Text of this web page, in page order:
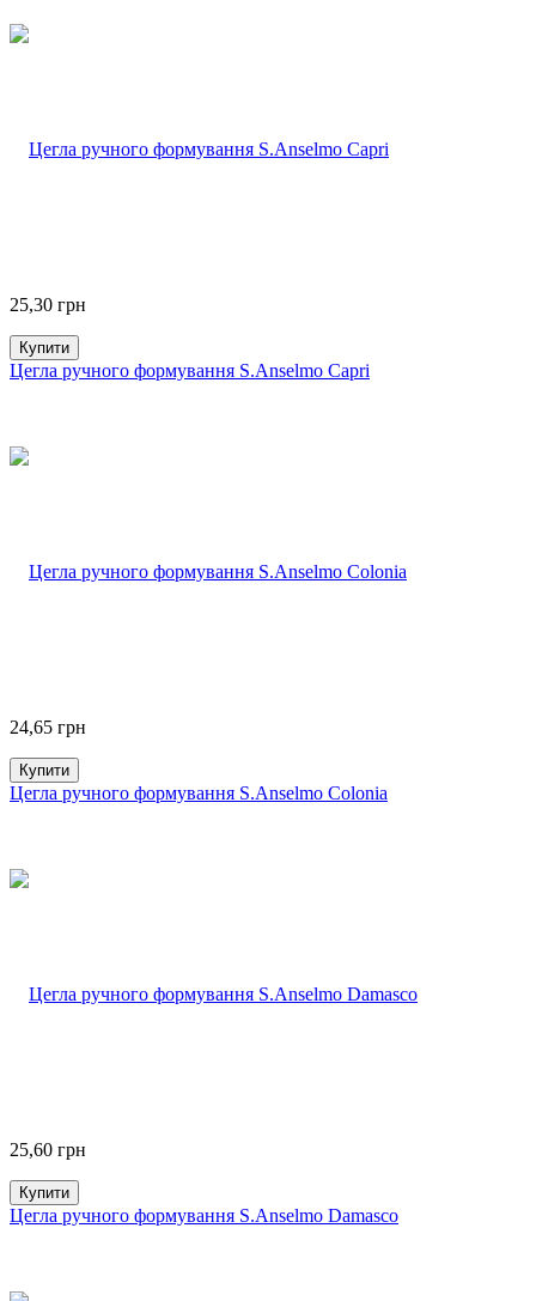
25,30 грн
Купити
Цегла ручного формування S.Anselmo Capri
24,65 грн
Купити
Цегла ручного формування S.Anselmo Colonia
25,60 грн
Купити
Цегла ручного формування S.Anselmo Damasco